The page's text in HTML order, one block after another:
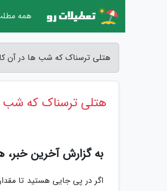
هتلی ترسناک که شب ها در آن
هتلی ترسناک که شب
به گزارش آخرین
اگر در پی جایی هستید تا
همه